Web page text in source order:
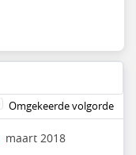
Omgekeerde volgorde
maart 2018